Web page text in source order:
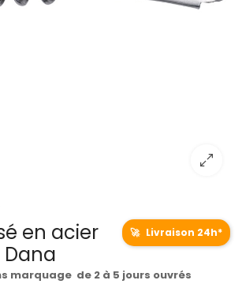
en acier
🚀 Livraison 24h*
marquage de 2 à 5 jours ouvrés